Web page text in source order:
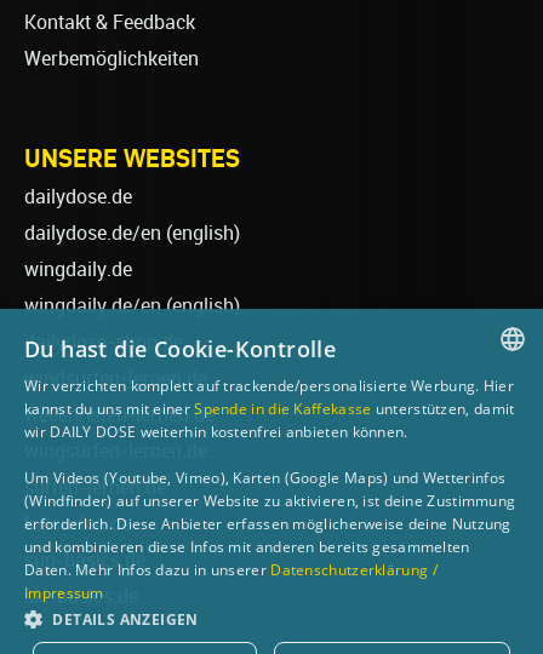
Kontakt & Feedback
Werbemöglichkeiten
UNSERE WEBSITES
dailydose.de
dailydose.de/en (english)
wingdaily.de
wingdaily.de/en(english)
dailydose-shop.de
windsurfen-lernen.de
wellenreiten-lernen.de
surfen-lernen.de
foilsurfen.de
sup-basics.de
ski-basics.de
GERMAN
Du hast die Cookie-Kontrolle
Wir verzichten komplett auf trackende/personalisierte Werbung. Hier
kannst du uns mit einerSpende in die Kaffekasse unterstützen, damit
wir DAILY DOSE weiterhin kostenfrei anbieten können.
Um Videos (Youtube, Vimeo), Karten (Google Maps) und Wetterinfos
(Windfinder) auf unserer Website zu aktivieren, ist deine Zustimmung
erforderlich. Diese Anbieter erfassen möglicherweise deine Nutzung
und kombinieren diese Infos mit anderen bereits gesammelten
Daten. Mehr Infos dazu in unserer Datenschutzerklärung /
Impressum
DETAILS ANZEIGEN